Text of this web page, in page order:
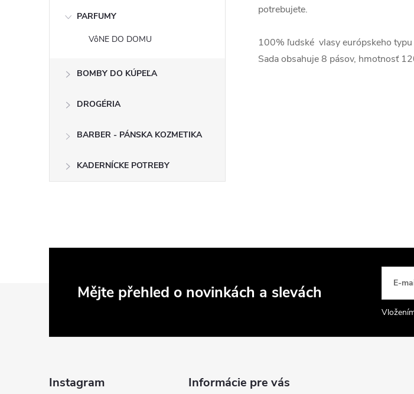
PARFUMY
VôNE DO DOMU
BOMBY DO KÚPEĽA
DROGÉRIA
BARBER - PÁNSKA KOZMETIKA
KADERNÍCKE POTREBY
potrebujete.
100% ľudské vlasy európskeho typu
Sada obsahuje 8 pásov, hmotnosť
Mějte přehled o novinkách a slevách E-
Instagram Informácie pre vás